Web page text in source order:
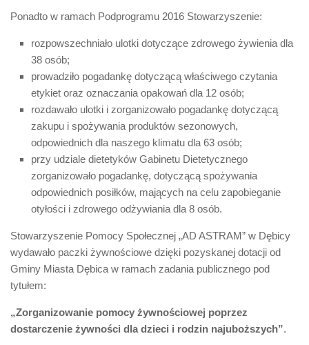
Ponadto w ramach Podprogramu 2016 Stowarzyszenie:
rozpowszechniało ulotki dotyczące zdrowego żywienia dla
38 osób;
prowadziło pogadankę dotyczącą właściwego czytania
etykiet oraz oznaczania opakowań dla 12 osób;
rozdawało ulotki i zorganizowało pogadankę dotyczącą
zakupu i spożywania produktów sezonowych,
odpowiednich dla naszego klimatu dla 63 osób;
przy udziale dietetyków Gabinetu Dietetycznego
zorganizowało pogadankę, dotyczącą spożywania
odpowiednich posiłków, mających na celu zapobieganie
otyłości i zdrowego odżywiania dla 8 osób.
Stowarzyszenie Pomocy Społecznej „AD ASTRAM” w Dębicy
wydawało paczki żywnościowe dzięki pozyskanej dotacji od
Gminy Miasta Dębica w ramach zadania publicznego pod
tytułem:
„Zorganizowanie pomocy żywnościowej poprzez
dostarczenie żywności dla dzieci i rodzin najuboższych”.